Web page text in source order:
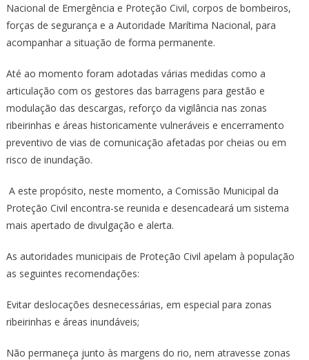
Nacional de Emergência e Proteção Civil, corpos de bombeiros,
forças de segurança e a Autoridade Marítima Nacional, para
acompanhar a situação de forma permanente.
Até ao momento foram adotadas várias medidas como a
articulação com os gestores das barragens para gestão e
modulação das descargas, reforço da vigilância nas zonas
ribeirinhas e áreas historicamente vulneráveis e encerramento
preventivo de vias de comunicação afetadas por cheias ou em
risco de inundação.
A este propósito, neste momento, a Comissão Municipal da
Proteção Civil encontra-se reunida e desencadeará um sistema
mais apertado de divulgação e alerta.
As autoridades municipais de Proteção Civil apelam à população
as seguintes recomendações:
Evitar deslocações desnecessárias, em especial para zonas
ribeirinhas e áreas inundáveis;
Não permaneça junto às margens do rio, nem atravesse zonas